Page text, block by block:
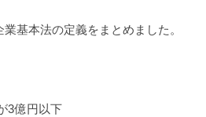
売却の案件情報一覧
基本法の定義をまとめました。
3億円以下